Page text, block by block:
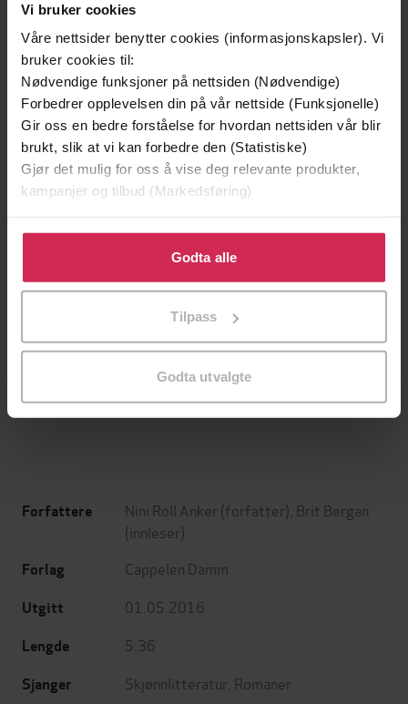
Vi bruker cookies
Våre nettsider benytter cookies (informasjonskapsler). Vi
bruker cookies til:
Nødvendige funksjoner på nettsiden (Nødvendige)
Forbedrer opplevelsen din på vår nettside (Funksjonelle)
Gir oss en bedre forståelse for hvordan nettsiden vår blir
brukt, slik at vi kan forbedre den (Statistiske)
Gjør det mulig for oss å vise deg relevante produkter,
kampanjer og tilbud (Markedsføring)
Klikk på «Godta alle» for å gi oss ditt samtykke til å
bruke cookies for alle disse formålene. Du kan også
tilpasse ditt samtykke til spesifikke formål ved å klikke
Godta alle
Tilpass
Godta utvalgte
Andre har også kjøpt
Premium
149,-
Jenta som ble igjen
199,-
Forfattere Nini Roll Anker (forfatter), Brit Bergan
(innleser)
Forlag Cappelen Damm
Utgitt 01.05.2016
Lengde 5:36
Sjanger Skjønnlitteratur Romaner